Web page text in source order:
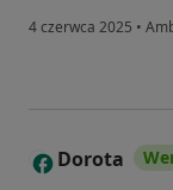
4 czerwca 2025 •
D Dorota